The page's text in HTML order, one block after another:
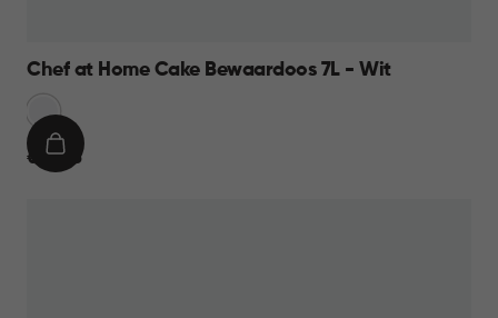
Chef at Home Cake Bewaardoos 7L - Wit
Wit
€
€ 10,95
IN